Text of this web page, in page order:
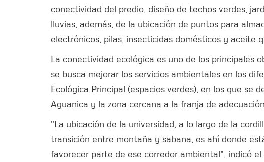
conectividad del predio, diseño de techos verdes,
lluvias, además, de la ubicación de puntos para
electrónicos, pilas, insecticidas domésticos y aceite
La conectividad ecológica es uno de los principales
se busca mejorar los servicios ambientales en los
Ecológica Principal (espacios verdes), en los que se
Aguanica y la zona cercana a la franja de
"La ubicación de la universidad, a lo largo de la
transición entre montaña y sabana, es ahí donde
favorecer parte de ese corredor ambiental", indicó